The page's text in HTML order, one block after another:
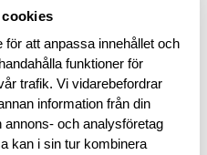
för att anpassa innehållet och
funktioner för
trafik. Vi vidarebefordrar
information från din
annons- och analysföretag
kan i sin tur kombinera